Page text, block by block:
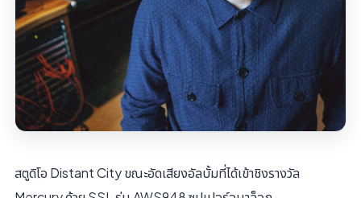
สตูดิโอ Distant City ขณะอัดเสียงอัลบั้มที่ได้เข้าชิงรางวัล